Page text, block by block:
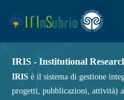
IRIS - Institutional
IRIS è il sistema di gestione
progetti, pubblicazioni, attività)